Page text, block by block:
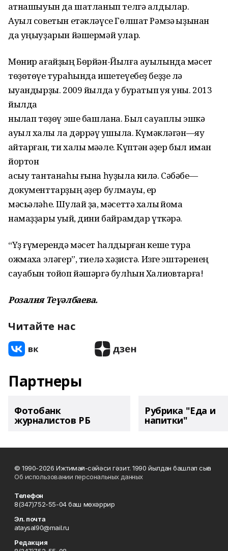
ҡатнашыуын да шатланып телгә алдылар.
Ауыл советын етәкләүсе Гөлшат Рәмзә ҡыҙынан
да уңыуҙарын йәшермәй улар.
Мөнир ағайҙың Бөрйән-Йылға ауылында мәсет
төҙөтөүе тураһында ишетеүебеҙ беҙҙе лә
ҡыуандырҙы. 2009 йылда уҡ буратып ҡуя уны. 2013
йылда
ныҡлап төҙөү эше башлана. Был сауаплы эшкә
ауыл халҡы ла дәррәү ҡушыла. Күмәкләгән—яу
ҡайтарған, ти халыҡ мәҡәле. Күптән әҙер был иман
йортон
асыу тантанаһы ғына һуҙыла килә. Сәбәбе—
документтарҙың әҙер булмауы, ер
мәсьәләһе. Шулай ҙа, мәсеттә халыҡ йома
намаҙҙары уҡый, дини байрамдар үткәрә.
“Үҙ ғүмерендә мәсет һалдырған кеше тура
ожмахҡа эләгер”, тиелә хәҙистә. Изге эштәренең
сауабын тойоп йәшәргә булһын Халиҡовтарға!
Розалия Теүәлбаева.
Читайте нас
Партнеры
Фотобанк
журналистов РБ
Рубрика "Еда и
напитки"
© 1990-2026 Ижтимағи-сәйәси гәзит. 1990 йылдан башлап сыға
Об использовании персональных данных
Телефон
8(347)752-55-04 баш мөхәррир
Эл. почта
ataysal90@mail.ru
Редакция